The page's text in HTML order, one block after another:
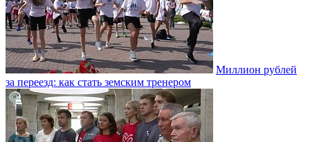
Миллион рублей
за переезд: как стать земским тренером